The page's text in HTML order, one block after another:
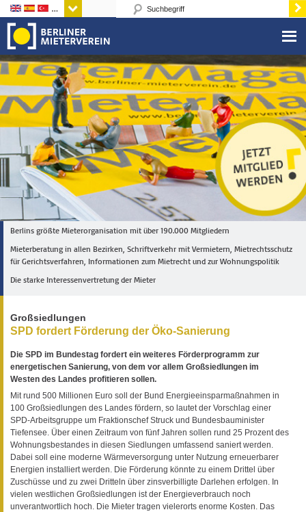
Sprachen
Berlins größte Mieterorganisation mit über 190.000 Mitgliedern
Mieterberatung in allen Bezirken, Schriftverkehr mit Vermietern, Mietrechtsschutz
für Gerichtsverfahren, Informationen zum Mietrecht und zur Wohnungspolitik
Die starke Interessenvertretung der Mieter
Großsiedlungen
SPD fordert Förderung der Öko-Sanierung
Die SPD im Bundestag fordert ein weiteres Förderprogramm zur
energetischen Sanierung, von dem vor allem Großsiedlungen im
Westen des Landes profitieren sollen.
Mit rund 500 Millionen Euro soll der Bund Energieeinsparmaßnahmen in
100 Großsiedlungen des Landes fördern, so lautet der Vorschlag einer
SPD-Arbeitsgruppe um Fraktionschef Struck und Bundesbauminister
Tiefensee. Über einen Zeitraum von fünf Jahren sollen rund 25 Prozent des
Wohnungsbestandes in diesen Siedlungen umfassend saniert werden.
Dabei soll eine moderne Wärmeversorgung unter Nutzung erneuerbarer
Energien installiert werden. Die Förderung könnte zu einem Drittel über
Zuschüsse und zu zwei Dritteln über zinsverbilligte Darlehen erfolgen. In
vielen westlichen Großsiedlungen ist der Energieverbrauch noch
unverantwortlich hoch. Die Mieter tragen vielerorts enorme Kosten. Das